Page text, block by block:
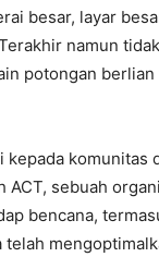
besar, layar
namun
potongan
komunitas
sebuah
bencana,